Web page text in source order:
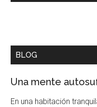
BLOG
Una mente
En una habitación